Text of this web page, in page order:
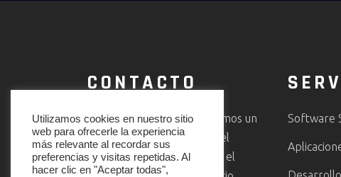
CONTACTO
En CODEMAKER te ofrecemos un
servicio multidisciplinar en el
ámbito informático. Somos el
Software
Utilizamos cookies en nuestro sitio
web para ofrecerle la experiencia
más relevante al recordar sus
preferencias y visitas repetidas. Al
hacer clic en "Aceptar todas",